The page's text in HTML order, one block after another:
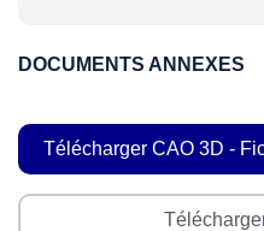
DOCUMENTS ANNEXES
Télécharger CAO 3D -